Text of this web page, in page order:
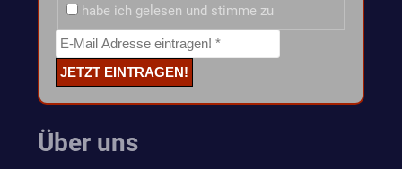
habe ich gelesen und stimme zu
Über uns